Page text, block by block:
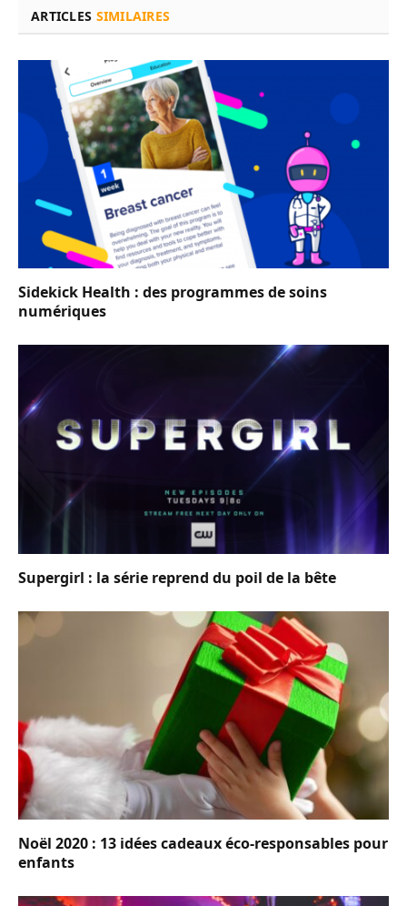
ARTICLES SIMILAIRES
Sidekick Health : des programmes de soins
numériques
Supergirl : la série reprend du poil de la bête
Noël 2020 : 13 idées cadeaux éco-responsables pour
enfants